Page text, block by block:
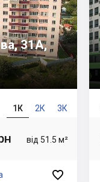
31А,
1К 2К 3К
від 51.5 м²
